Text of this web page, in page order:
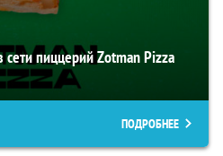
пиццерий Zotman Pizza
ПОДРОБНЕЕ